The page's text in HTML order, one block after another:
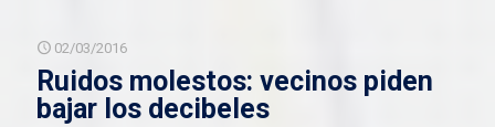
02/03/2016
Ruidos molestos: vecinos piden
bajar los decibeles